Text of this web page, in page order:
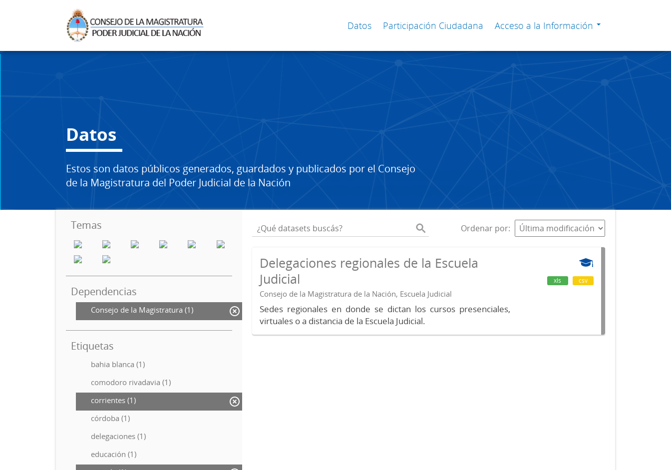
Datos Participación Ciudadana Acceso a la Información
Datos
Estos son datos públicos generados, guardados y publicados por el Consejo
de la Magistratura del Poder Judicial de la Nación
Temas
Dependencias
Consejo de la Magistratura (1)
Etiquetas
bahia blanca (1)
comodoro rivadavia (1)
corrientes (1)
córdoba (1)
delegaciones (1)
educación (1)
Ordenar por
Delegaciones regionales de la Escuela
Judicial
Consejo de la Magistratura de la Nación, Escuela Judicial
Sedes regionales en donde se dictan los cursos presenciales,
virtuales o a distancia de la Escuela Judicial.
xls csv